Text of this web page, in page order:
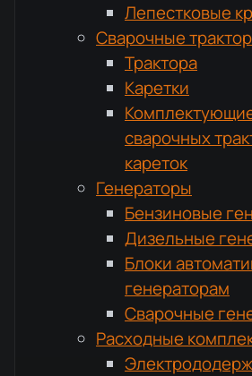
Лепестковые
Сварочные
Трактора
Каретки
сварочных
кареток
Генераторы
Бензиновые
Дизельные
Блоки
генераторам
Сварочные
Расходные